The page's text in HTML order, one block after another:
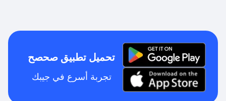
تحميل تطبيق صحصح
تجربة أسرع في جيبك